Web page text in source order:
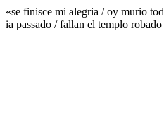
«se finisce mi alegria / oy murio
ia passado / fallan el templo